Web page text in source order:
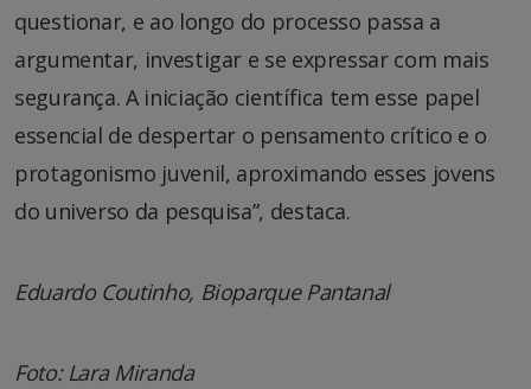
questionar, e ao longo do processo passa a
argumentar, investigar e se expressar com mais
segurança. A iniciação científica tem esse papel
essencial de despertar o pensamento crítico e o
protagonismo juvenil, aproximando esses jovens
do universo da pesquisa”, destaca.
Eduardo Coutinho, Bioparque Pantanal
Foto: Lara Miranda